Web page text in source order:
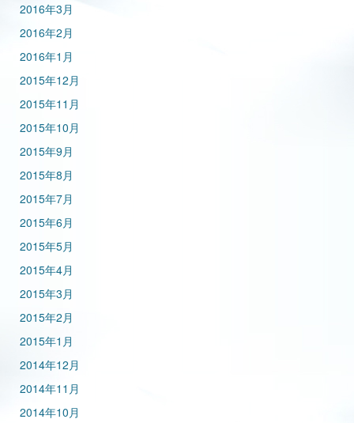
2016年3月
2016年2月
2016年1月
2015年12月
2015年11月
2015年10月
2015年9月
2015年8月
2015年7月
2015年6月
2015年5月
2015年4月
2015年3月
2015年2月
2015年1月
2014年12月
2014年11月
2014年10月